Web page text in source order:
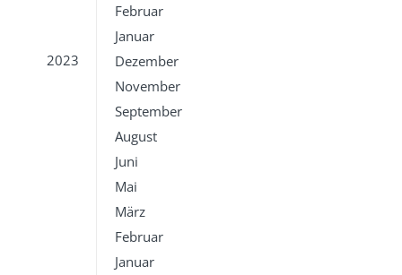
Februar
Januar
2023
Dezember
November
September
August
Juni
Mai
März
Februar
Januar